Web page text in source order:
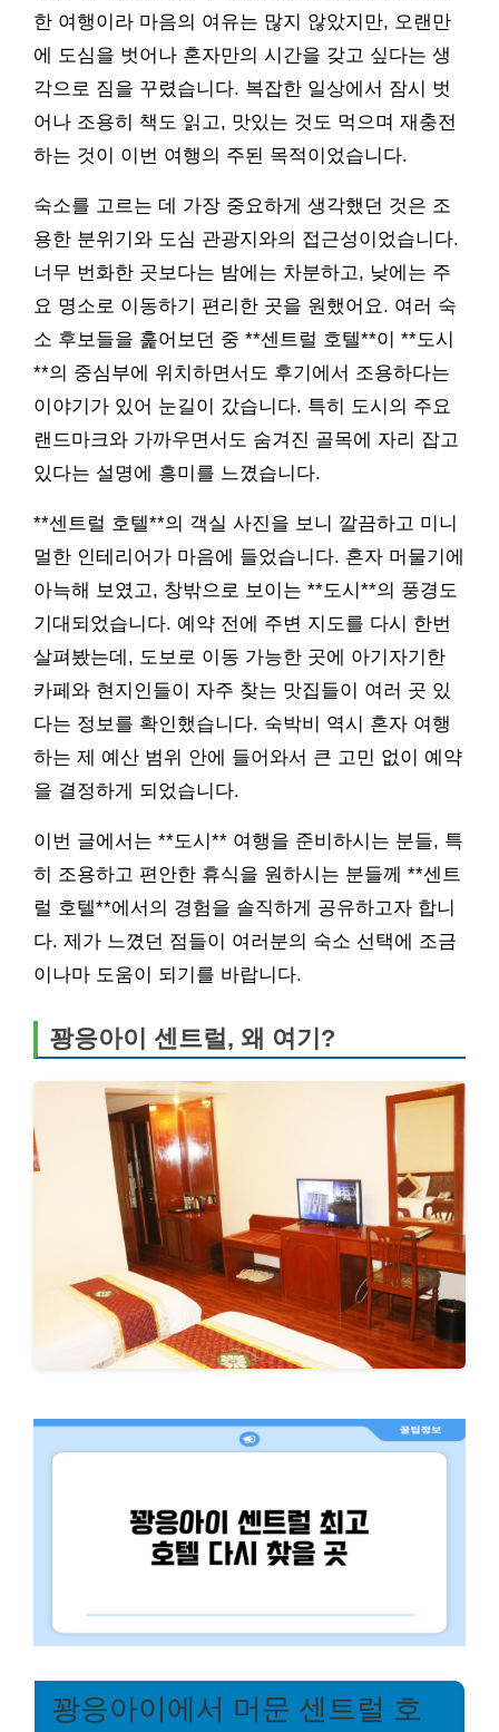
한 여행이라 마음의 여유는 많지 않았지만, 오랜만
에 도심을 벗어나 혼자만의 시간을 갖고 싶다는 생
각으로 짐을 꾸렸습니다. 복잡한 일상에서 잠시 벗
어나 조용히 책도 읽고, 맛있는 것도 먹으며 재충전
하는 것이 이번 여행의 주된 목적이었습니다.
숙소를 고르는 데 가장 중요하게 생각했던 것은 조
용한 분위기와 도심 관광지와의 접근성이었습니다.
너무 번화한 곳보다는 밤에는 차분하고, 낮에는 주
요 명소로 이동하기 편리한 곳을 원했어요. 여러 숙
소 후보들을 훑어보던 중 **센트럴 호텔**이 **도시
**의 중심부에 위치하면서도 후기에서 조용하다는
이야기가 있어 눈길이 갔습니다. 특히 도시의 주요
랜드마크와 가까우면서도 숨겨진 골목에 자리 잡고
있다는 설명에 흥미를 느꼈습니다.
**센트럴 호텔**의 객실 사진을 보니 깔끔하고 미니
멀한 인테리어가 마음에 들었습니다. 혼자 머물기에
아늑해 보였고, 창밖으로 보이는 **도시**의 풍경도
기대되었습니다. 예약 전에 주변 지도를 다시 한번
살펴봤는데, 도보로 이동 가능한 곳에 아기자기한
카페와 현지인들이 자주 찾는 맛집들이 여러 곳 있
다는 정보를 확인했습니다. 숙박비 역시 혼자 여행
하는 제 예산 범위 안에 들어와서 큰 고민 없이 예약
을 결정하게 되었습니다.
이번 글에서는 **도시** 여행을 준비하시는 분들, 특
히 조용하고 편안한 휴식을 원하시는 분들께 **센트
럴 호텔**에서의 경험을 솔직하게 공유하고자 합니
다. 제가 느꼈던 점들이 여러분의 숙소 선택에 조금
이나마 도움이 되기를 바랍니다.
꽝응아이 센트럴, 왜 여기?
꽝응아이에서 머문 센트럴 호